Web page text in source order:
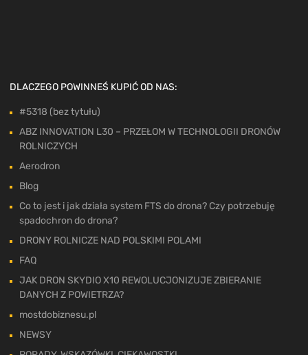
DLACZEGO POWINNEŚ KUPIĆ OD NAS:
#5318 (bez tytułu)
ABZ INNOVATION L30 – PRZEŁOM W TECHNOLOGII DRONÓW
ROLNICZYCH
Aerodron
Blog
Co to jest i jak działa system FTS do drona? Czy potrzebuję
spadochron do drona?
DRONY ROLNICZE NAD POLSKIMI POLAMI
FAQ
JAK DRON SKYDIO X10 REWOLUCJONIZUJE ZBIERANIE
DANYCH Z POWIETRZA?
mostdobiznesu.pl
NEWSY